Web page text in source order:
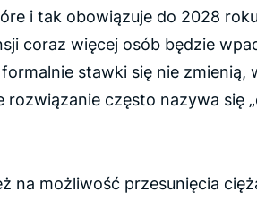
i tak obowiązuje do 2028
coraz więcej osób będzie
stawki się nie zmienią,
rozwiązanie często nazywa się
na możliwość przesunięcia